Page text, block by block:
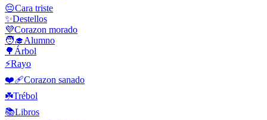
😔Cara triste
✨Destellos
💜Corazon morado
🧑‍🎓Alumno
🌳 Árbol
⚡Rayo
❤️‍🩹Corazon sanado
☘️Trébol
📚Libros